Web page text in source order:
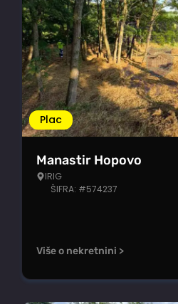
Plac
Manastir Hopovo
IRIG
ŠIFRA: #574237
Više o nekretnini >